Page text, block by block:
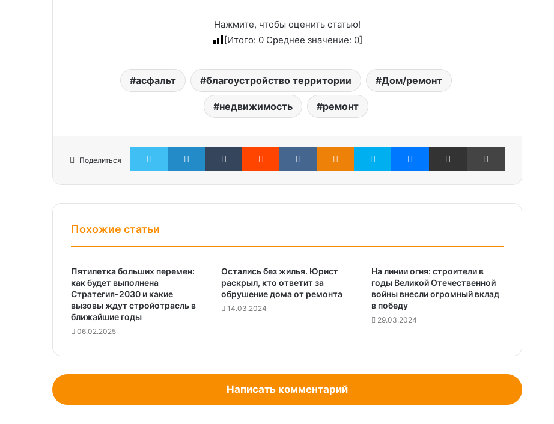
Нажмите, чтобы оценить статью!
[Итого: 0 Среднее значение: 0]
асфальт благоустройство территории Дом/ремонт
недвижимость ремонт
Поделиться
Twitter LinkedIn Tumblr Reddit ВконтактеОдноклассники
Skype MessengerПоделиться через электронную почту Печатать
Похожие статьи
Пятилетка больших перемен:
как будет выполнена
Стратегия-2030 и какие
вызовы ждут стройотрасль в
ближайшие годы
06.02.2025
Остались без жилья. Юрист
раскрыл, кто ответит за
обрушение дома от ремонта
14.03.2024
На линии огня: строители в
годы Великой Отечественной
войны внесли огромный вклад
в победу
29.03.2024
Написать комментарий